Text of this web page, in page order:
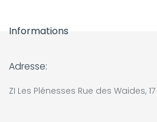
Informations
Adresse:
ZI Les Plénesses Rue des Waides,